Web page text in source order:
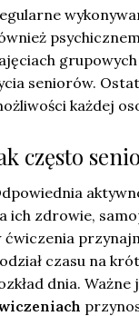
seniorów.
każdej
często
ich zdrowie,
ćwiczenia
czasu na
dnia.